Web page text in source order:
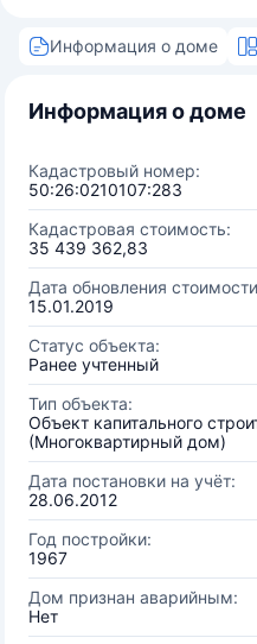
Информация о доме
Информация о доме
Кадастровый номер:
50:26:0210107:283
Кадастровая стоимость:
35 439 362,83
Дата обновления
15.01.2019
Статус объекта:
Ранее учтенный
Тип объекта:
Объект капитального
(Многоквартирный дом)
Дата постановки на учёт:
28.06.2012
Год постройки:
1967
Дом признан аварийным:
Нет